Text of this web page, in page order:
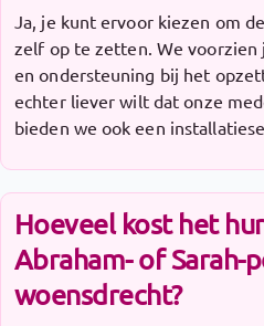
Ja, je kunt ervoor kiezen om
zelf op te zetten. We
en ondersteuning bij het
echter liever wilt dat onze
bieden we ook een
Hoeveel kost het
Abraham- of Sarah-
woensdrecht?